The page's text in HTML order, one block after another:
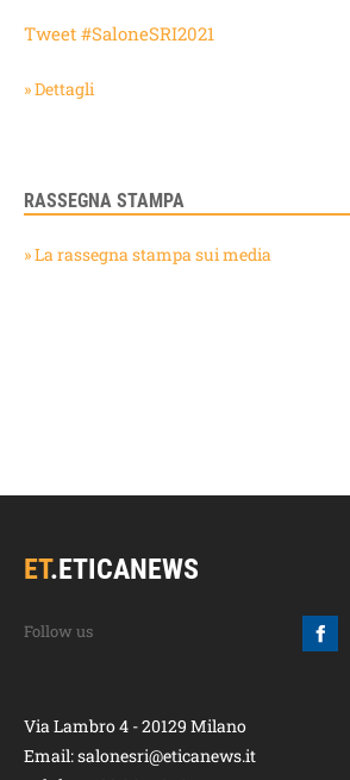
Tweet #SaloneSRI2021
» Dettagli
RASSEGNA STAMPA
» La rassegna stampa sui media
ET.ETICANEWS
Via Lambro 4 - 20129 Milano
Email:salonesri@eticanews.it